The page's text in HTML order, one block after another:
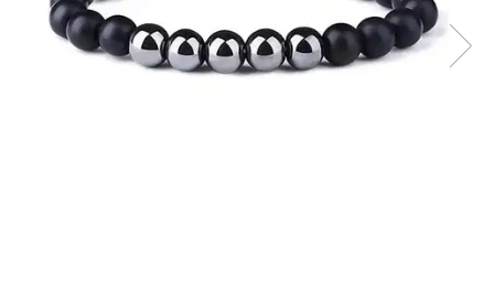
semipretioase
Bijuterii argint placat cu aur
Bijuterii de Lux
Bijuterii gotice si rock